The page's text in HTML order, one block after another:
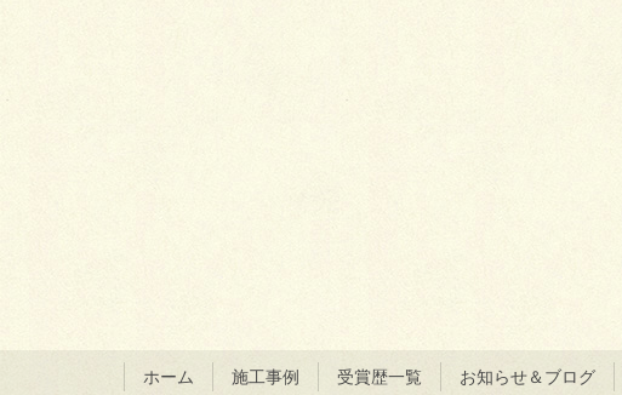
ホーム 施工事例 受賞歴一覧 お知らせ＆ブログ